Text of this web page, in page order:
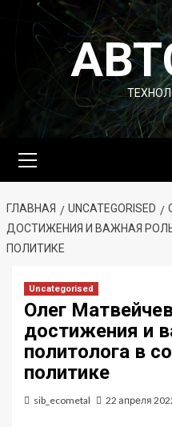
Перейти
содержимому
меню
ГЛАВНАЯ UNCATEGORISED
ДОСТИЖЕНИЯ И ВАЖНАЯ
ПОЛИТИКЕ
Uncategorised
Олег
достижения и
политолога в
политике
sib_ecometal 22 апреля